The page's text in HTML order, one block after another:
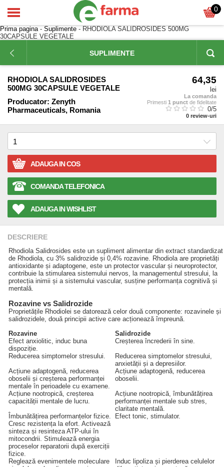
0
Prima pagina- Suplimente - RHODIOLA SALIDROSIDES 500MG
30CAPSULE VEGETALE
SUPLIMENTE
RHODIOLA SALIDROSIDES
500MG 30CAPSULE VEGETALE
Producator: Zenyth
Pharmaceuticals, Romania
64,35
lei
La comanda
Primesti 1 punct de fidelitate
0/5
0 review-uri
ADAUGA IN COS
COMANDA TELEFONICA
ADAUGA IN WISHLIST
DESCRIERE
Rhodiola Salidrosides este un supliment alimentar din extract standardizat
de Rhodiola, cu 3% salidrozide și 0,4% rozavine. Rhodiola are proprietăți
antioxidante și adaptogene, este un protector vascular și neuroprotector,
contribuie la stimularea sistemului nervos, la managementul stresului, la
protecția inimii și a sistemului vascular, susține performanța cognitivă și
mentală.
Rozavine vs Salidrozide
Proprietățile Rhodiolei se datorează celor două componente: rozavinele și
salidrozidele, două principii active care acționează împreună.
Rozavine
Salidrozide
Efect anxiolitic, induc buna
dispoziție.
Creșterea încrederii în sine.
Reducerea simptomelor stresului.
Reducerea simptomelor stresului,
anxietății și a depresiilor.
Acțiune adaptogenă, reducerea
oboselii și creșterea performanței
mentale în perioadele cu examene.
Acțiune adaptogenă, reducerea
oboselii.
Acțiune nootropică, creșterea
capacității mentale de lucru.
Acțiune nootropică, îmbunătățirea
performanței mentale sub stres,
claritate mentală.
Îmbunătățirea performanțelor fizice.
Cresc rezistența la efort. Activează
sinteza și resinteza ATP-ului în
mitocondrii. Stimulează energia
proceselor reparatorii după exerciții
fizice.
Efect tonic, stimulator.
Reglează evenimentele moleculare
Induc lipoliza și pierderea celulelor